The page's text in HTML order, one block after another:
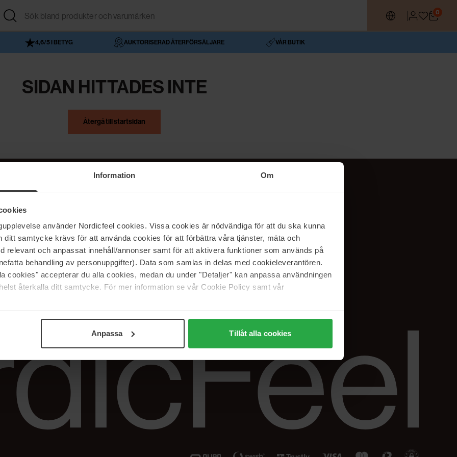
Information Om
använder Nordicfeel cookies. Vissa cookies är nödvändiga för att du ska kunna
ditt samtycke krävs för att använda cookies för att förbättra våra tjänster, mäta och
relevant och anpassat innehåll/annonser samt för att aktivera funktioner som används på
behandling av personuppgifter). Data som samlas in delas med cookieleverantören.
cookies" accepterar du alla cookies, medan du under "Detaljer" kan anpassa användningen
återkalla ditt samtycke. För mer information se vår Cookie Policy samt vår
Anpassa Tillåt alla cookies
0
4,6/5 I BETYG AUKTORISERAD ÅTERFÖRSÄLJARE VÅR BUTIK
SIDAN HITTADES INTE
Återgå till startsidan
NordicFeel
Vår butik
Våra varumärken
Jobba hos oss
Samarbeta med oss
The Beauty Edit
Hjälp
FAQ
Spåra min beställning
Returer &
reklamationer
Följ oss
Facebook
Instagram
Linkedin